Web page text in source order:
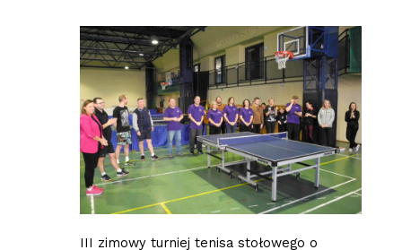
III zimowy turniej tenisa stołowego o